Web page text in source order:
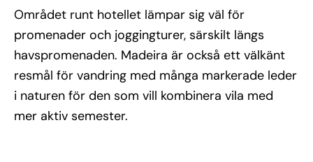
Området runt hotellet lämpar sig väl för
promenader och joggingturer, särskilt längs
havspromenaden. Madeira är också ett välkänt
resmål för vandring med många markerade leder
i naturen för den som vill kombinera vila med
mer aktiv semester.